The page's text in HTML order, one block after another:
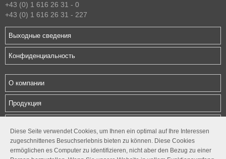
Diese Seite verwendet Cookies, um Ihnen ein optimal auf Ihre Interessen
zugeschnittenes Besuchserlebnis bieten zu können. Diese Cookies
ermöglichen es Computer zu identifizieren, nicht aber den Bezug zu einer
+43 (0) 1 616 26 31 - 0
+43 (0) 1 616 26 31 - 227
Выходные сведения
Конфиденциальность
О компании
Продукция
Контакты